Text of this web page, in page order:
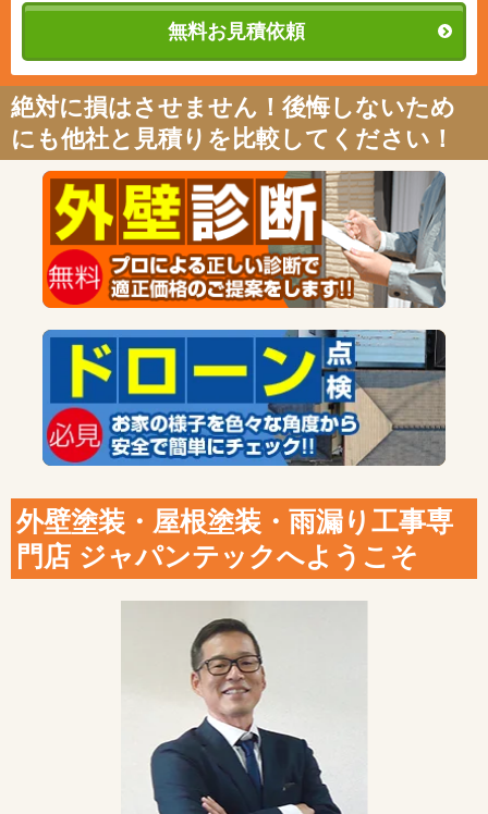
無料お見積依頼
絶対に損はさせません！後悔しないため
にも他社と見積りを比較してください！
外壁塗装・屋根塗装・雨漏り工事専
門店 ジャパンテックへようこそ